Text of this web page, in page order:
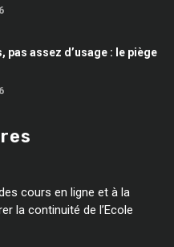
pas assez d’usage : le piège
cours en ligne et à la
la continuité de l’Ecole